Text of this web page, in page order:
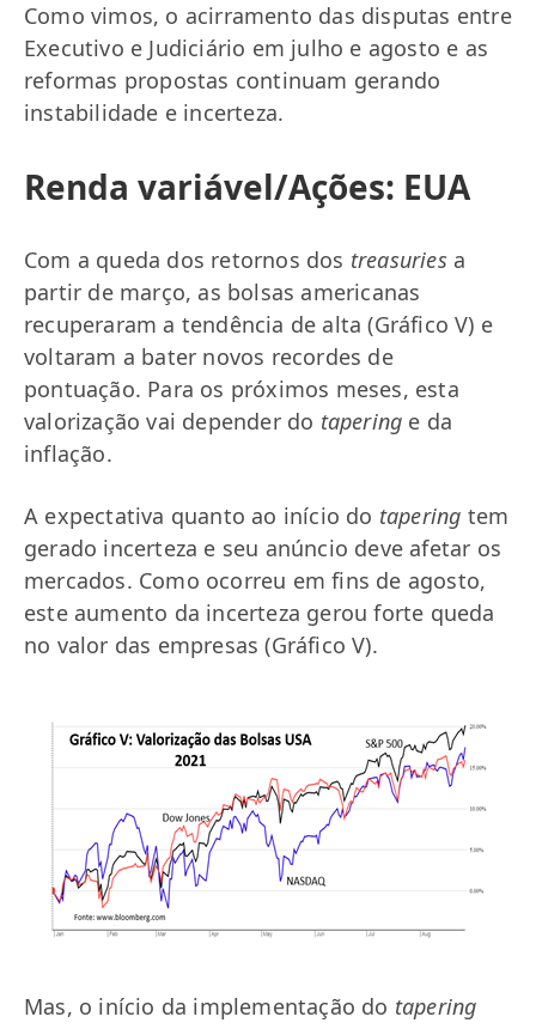
Como vimos, o acirramento das disputas entre
Executivo e Judiciário em julho e agosto e as
reformas propostas continuam gerando
instabilidade e incerteza.
Renda variável/Ações: EUA
Com a queda dos retornos dos treasuriesa
partir de março, as bolsas americanas
recuperaram a tendência de alta (Gráfico V) e
voltaram a bater novos recordes de
pontuação. Para os próximos meses, esta
valorização vai depender do tapering e da
inflação.
A expectativa quanto ao início do tapering tem
gerado incerteza e seu anúncio deve afetar os
mercados. Como ocorreu em fins de agosto,
este aumento da incerteza gerou forte queda
no valor das empresas (Gráfico V).
Mas, o início da implementação do tapering